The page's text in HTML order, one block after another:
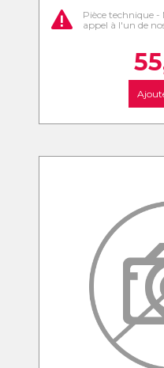
Pièce technique -
appel à l'un de